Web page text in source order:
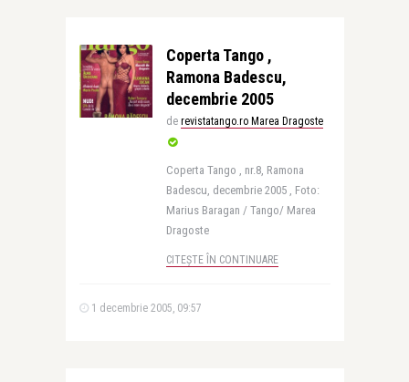
Coperta Tango ,
Ramona Badescu,
decembrie 2005
de revistatango.ro Marea Dragoste
Coperta Tango , nr.8, Ramona
Badescu, decembrie 2005 , Foto:
Marius Baragan / Tango/ Marea
Dragoste
CITEȘTE ÎN CONTINUARE
1 decembrie 2005, 09:57